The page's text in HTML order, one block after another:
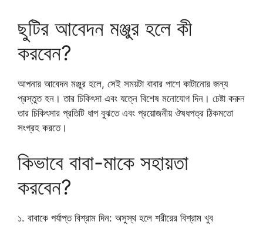
ছুটির আবেদন মঞ্জুর হলে কী
করবেন?
আপনার আবেদন মঞ্জুর হলে, সেই সময়টা বাবার পাশে কাটানোর জন্য
প্রস্তুত হন। তার চিকিৎসা এবং যত্নে বিশেষ মনোযোগ দিন। চেষ্টা করুন
তার চিকিৎসার প্রতিটি ধাপ বুঝতে এবং প্রয়োজনীয় ঔষধপত্র ঠিকমতো
সংগ্রহ করতে।
কিভাবে বাবা-মাকে সহায়তা
করবেন?
১. বাবাকে পর্যাপ্ত বিশ্রাম দিন: অসুস্থ হলে শরীরের বিশ্রাম খুব